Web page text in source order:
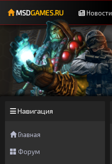
MSDGAMES.RU Новости
Навигация
Главная
Форум